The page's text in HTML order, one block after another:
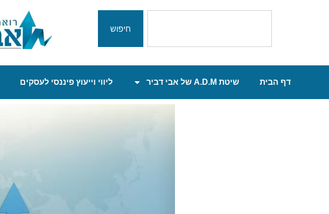
חיפוש
דף הבית שיטת A.D.M של אבי דביר ליווי וייעוץ פיננסי לעסקים